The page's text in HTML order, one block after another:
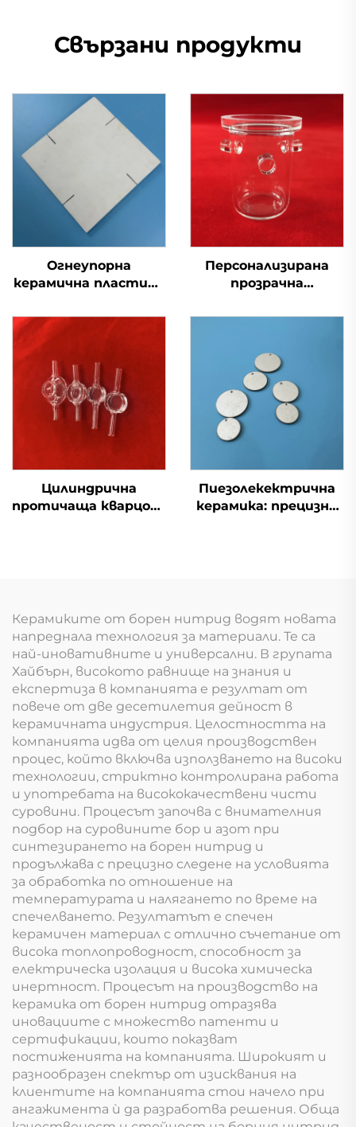
Свързани продукти
Огнеупорна
керамична пластина
мулит за тласкач на
вагонетка за пещи
Персонализирана
прозрачна
стъклена тигла
Цилиндрична
протичаща кварцова
Пиезолекектрична
керамика: прецизни
Керамиките от борен нитрид водят новата
напреднала технология за материали. Те са
най-иновативните и универсални. В групата
Хайбърн, високото равнище на знания и
експертиза в компанията е резултат от
повече от две десетилетия дейност в
керамичната индустрия. Целостността на
компанията идва от целия производствен
процес, който включва използването на високи
технологии, стриктно контролирана работа
и употребата на висококачествени чисти
суровини. Процесът започва с внимателния
подбор на суровините бор и азот при
синтезирането на борен нитрид и
продължава с прецизно следене на условията
за обработка по отношение на
температурата и налягането по време на
спечелването. Резултатът е спечен
керамичен материал с отлично съчетание от
висока топлопроводност, способност за
електрическа изолация и висока химическа
инертност. Процесът на производство на
керамика от борен нитрид отразява
иновациите с множество патенти и
сертификации, които показват
постиженията на компанията. Широкият и
разнообразен спектър от изисквания на
клиентите на компанията стои начело при
ангажимента ѝ да разработва решения. Обща